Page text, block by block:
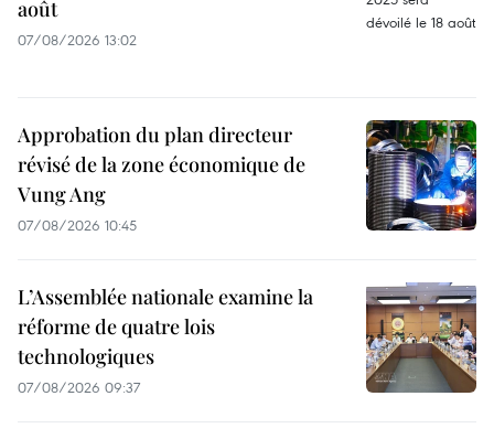
août
07/08/2026 13:02
Approbation du plan directeur
révisé de la zone économique de
Vung Ang
07/08/2026 10:45
L’Assemblée nationale examine la
réforme de quatre lois
technologiques
07/08/2026 09:37